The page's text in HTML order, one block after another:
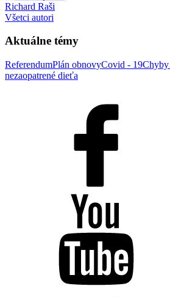
Richard Raši
Všetci autori
Aktuálne témy
ReferendumPlán obnovyCovid - 19
nezaopatrené dieťa